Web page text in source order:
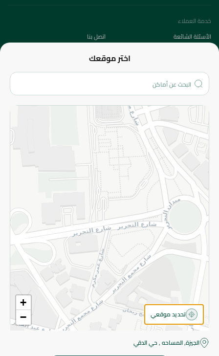
اختر موقعك
+
−
تحديد موقعي
الجيزة, المساحه , حي الدقي
خدمة العملاء
الأسئلة الشائعة
اتصل بنا
من نحن؟
الفروع
المزيد
الاسترجاع
سياسة الاستخدام
سياسة الخصوصية
قم بالتسجيل للنشرة
©2026 - Spinneys | جميع الحقوق محفوظة